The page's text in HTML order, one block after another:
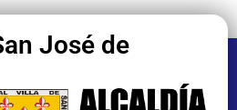
José de